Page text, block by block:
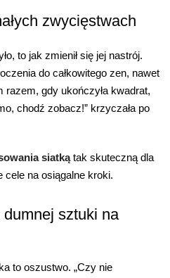
zwycięstwach
to jak zmienił się jej nastrój.
do całkowitego zen, nawet
gdy ukończyła kwadrat,
chodź zobacz!” krzyczała po
siatkątak skuteczną dla
na osiągalne kroki.
sztuki na
to oszustwo. „Czy nie